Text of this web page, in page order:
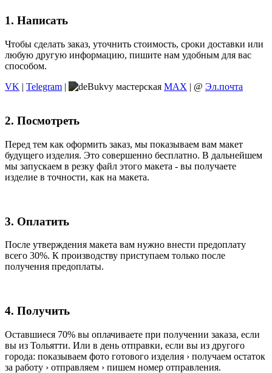
1. Написать
Чтобы сделать заказ, уточнить стоимость, сроки доставки или
любую другую информацию, пишите нам удобным для вас
способом.
VK | Telegram | MAX | @ Эл.почта
2. Посмотреть
Перед тем как оформить заказ, мы показываем вам макет
будущего изделия. Это совершенно бесплатно. В дальнейшем
мы запускаем в резку файл этого макета - вы получаете
изделие в точности, как на макета.
3. Оплатить
После утверждения макета вам нужно внести предоплату
всего 30%. К производству приступаем только после
получения предоплаты.
4. Получить
Оставшиеся 70% вы оплачиваете при получении заказа, если
вы из Тольятти. Или в день отправки, если вы из другого
города: показываем фото готового изделия › получаем остаток
за работу › отправляем › пишем номер отправления.